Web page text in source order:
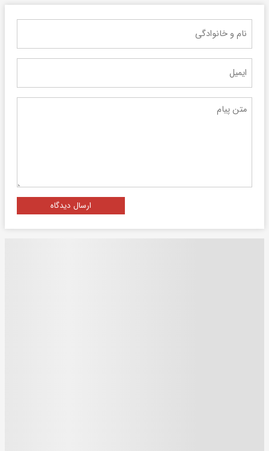
ارسال دیدگاه